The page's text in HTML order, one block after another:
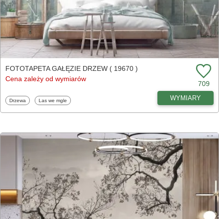
FOTOTAPETA GAŁĘZIE DRZEW ( 19670 )
Cena zależy od wymiarów
709
Fototapety
Drzewa Fototapety
Las we mgle WYMIARY